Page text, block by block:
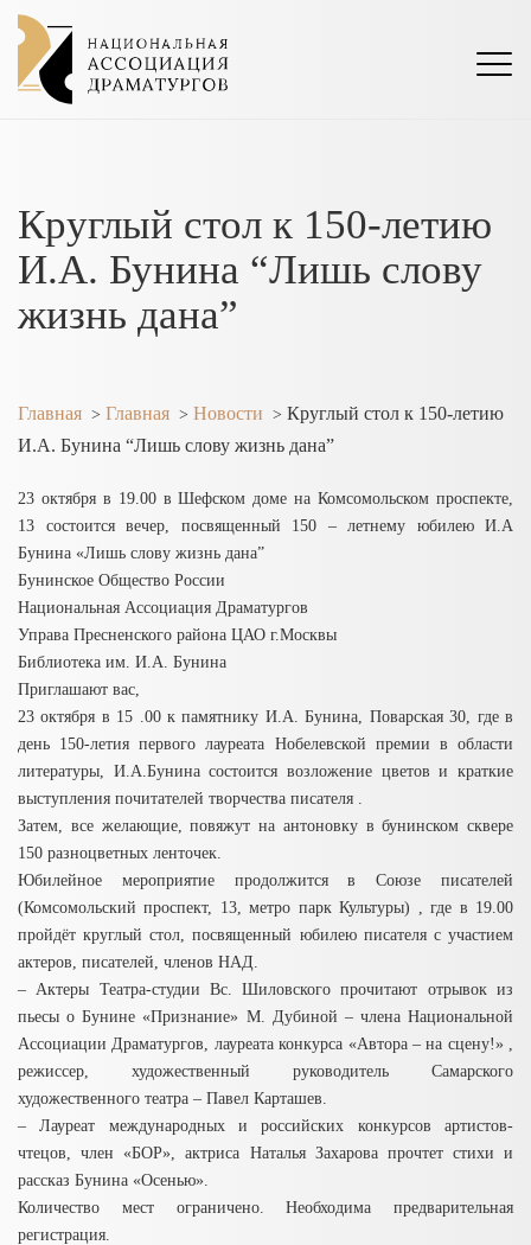
Круглый стол к 150-летию
И.А. Бунина “Лишь слову
жизнь дана”
Главная > Главная > Новости > Круглый стол к 150-летию
И.А. Бунина “Лишь слову жизнь дана”
23 октября в 19.00 в Шефском доме на Комсомольском проспекте,
13 состоится вечер, посвященный 150 – летнему юбилею И.А
Бунина «Лишь слову жизнь дана”
Бунинское Общество России
Национальная Ассоциация Драматургов
Управа Пресненского района ЦАО г.Москвы
Библиотека им. И.А. Бунина
Приглашают вас,
23 октября в 15 .00 к памятнику И.А. Бунина, Поварская 30, где в
день 150-летия первого лауреата Нобелевской премии в области
литературы, И.А.Бунина состоится возложение цветов и краткие
выступления почитателей творчества писателя .
Затем, все желающие, повяжут на антоновку в бунинском сквере
150 разноцветных ленточек.
Юбилейное мероприятие продолжится в Союзе писателей
(Комсомольский проспект, 13, метро парк Культуры) , где в 19.00
пройдёт круглый стол, посвященный юбилею писателя с участием
актеров, писателей, членов НАД.
– Актеры Театра-студии Вс. Шиловского прочитают отрывок из
пьесы о Бунине «Признание» М. Дубиной – члена Национальной
Ассоциации Драматургов, лауреата конкурса «Автора – на сцену!» ,
режиссер, художественный руководитель Самарского
художественного театра – Павел Карташев.
– Лауреат международных и российских конкурсов артистов-
чтецов, член «БОР», актриса Наталья Захарова прочтет стихи и
рассказ Бунина «Осенью».
Количество мест ограничено. Необходима предварительная
регистрация.